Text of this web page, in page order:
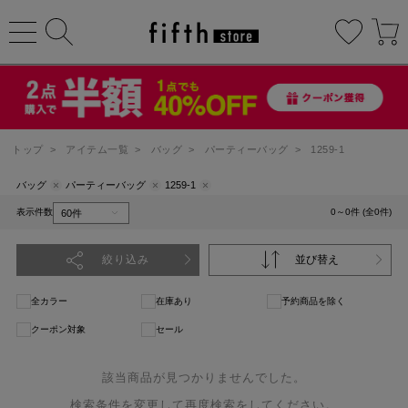
トップ > アイテム一覧 > バッグ > パーティーバッグ > 1259-1
バッグ パーティーバッグ 1259-1
表示件数 0～0件 (全0件)
絞り込み 並び替え
全カラー 在庫あり 予約商品を除く
クーポン対象 セール
該当商品が見つかりませんでした。
検索条件を変更して再度検索をしてください。